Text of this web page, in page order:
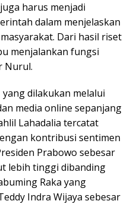
harus menjadi
dalam menjelaskan
Dari hasil riset
menjalankan fungsi
Nurul.
dilakukan melalui
media online sepanjang
Lahadalia tercatat
kontribusi sentimen
Prabowo sebesar
lebih tinggi dibanding
Raka yang
Indra Wijaya sebesar